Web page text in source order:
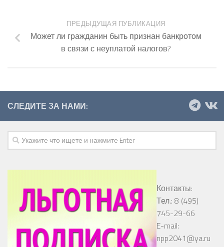
ПРЕДЫДУЩАЯ ПУБЛИКАЦИЯ
Может ли гражданин быть признан банкротом
в связи с неуплатой налогов?
СЛЕДИТЕ ЗА НАМИ:
Контакты:
Тел.: 8 (495)
745-29-66
E-mail:
npp2041@ya.ru